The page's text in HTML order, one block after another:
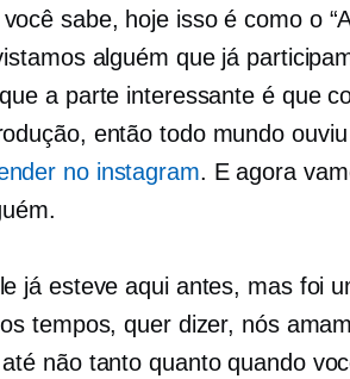
sabe, hoje isso é como o
alguém que já
a parte interessante é que
então todo mundo
no instagram. E agora
já esteve aqui antes, mas foi
tempos, quer dizer, nós
não tanto quanto quando